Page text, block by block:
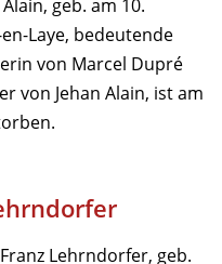
geb. am 10.
Laye, bedeutende
von Marcel Dupré
von Jehan Alain, ist am
Lehrndorfer, geb.